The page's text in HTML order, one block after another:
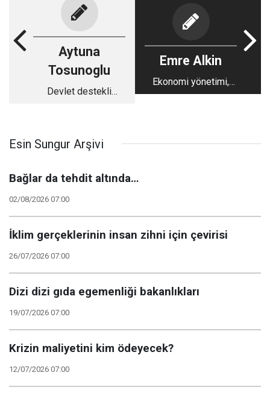
Aytuna
Tosunoglu
Devlet destekli
Emre Alkin
Ekonomi yönetimi,
şikayet ettiklerini
Esin Sungur Arşivi
Bağlar da tehdit altında…
02/08/2026 07:00
İklim gerçeklerinin insan zihni için çevirisi
26/07/2026 07:00
Dizi dizi gıda egemenliği bakanlıkları
19/07/2026 07:00
Krizin maliyetini kim ödeyecek?
12/07/2026 07:00